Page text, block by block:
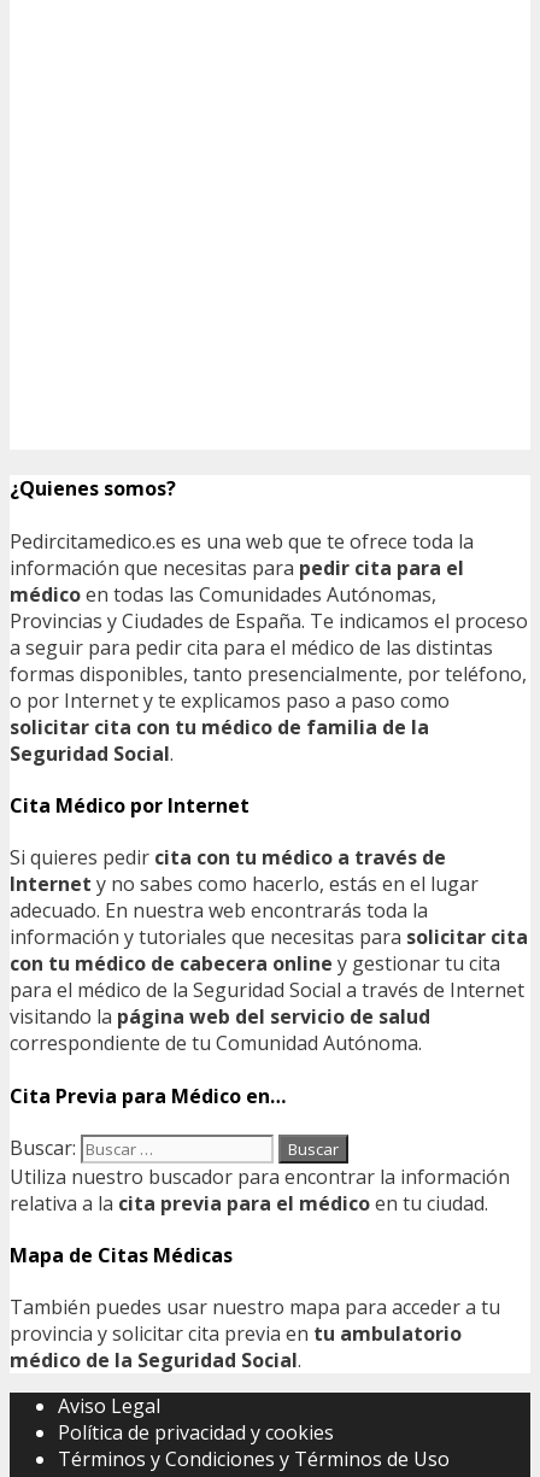
¿Quienes somos?
Pedircitamedico.es es una web que te ofrece toda la
información que necesitas para pedir cita para el
médicoen todas las Comunidades Autónomas,
Provincias y Ciudades de España. Te indicamos el proceso
a seguir para pedir cita para el médico de las distintas
formas disponibles, tanto presencialmente, por teléfono,
o por Internet y te explicamos paso a paso como
solicitar cita con tu médico de familia de la
Seguridad Social.
Cita Médico por Internet
Si quieres pedir cita con tu médico a través de
Internet y no sabes como hacerlo, estás en el lugar
adecuado. En nuestra web encontrarás toda la
información y tutoriales que necesitas para solicitar cita
con tu médico de cabecera online y gestionar tu cita
para el médico de la Seguridad Social a través de Internet
visitando la página web del servicio de salud
correspondiente de tu Comunidad Autónoma.
Cita Previa para Médico en…
Buscar:
Utiliza nuestro buscador para encontrar la información
relativa a la cita previa para el médicoen tu ciudad.
Mapa de Citas Médicas
También puedes usar nuestro mapa para acceder a tu
provincia y solicitar cita previa en tu ambulatorio
médico de la Seguridad Social.
Aviso Legal
Política de privacidad y cookies
Términos y Condiciones y Términos de Uso